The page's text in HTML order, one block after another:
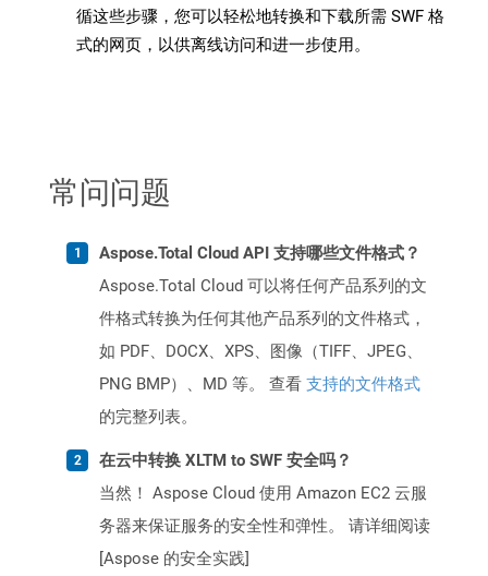
循这些步骤，您可以轻松地转换和下载所需 SWF 格
式的网页，以供离线访问和进一步使用。
常问问题
Aspose.Total Cloud API 支持哪些文件格式？
Aspose.Total Cloud 可以将任何产品系列的文
件格式转换为任何其他产品系列的文件格式，
如 PDF、DOCX、XPS、图像（TIFF、JPEG、
PNG BMP）、MD 等。 查看 支持的文件格式
的完整列表。
在云中转换 XLTM to SWF 安全吗？
当然！ Aspose Cloud 使用 Amazon EC2 云服
务器来保证服务的安全性和弹性。 请详细阅读
[Aspose 的安全实践]